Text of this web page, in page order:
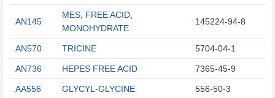
AN145
MES, FREE ACID,
MONOHYDRATE
145224-94-8
AN570 TRICINE 5704-04-1
AN736 HEPES FREE ACID 7365-45-9
AA556 GLYCYL-GLYCINE 556-50-3